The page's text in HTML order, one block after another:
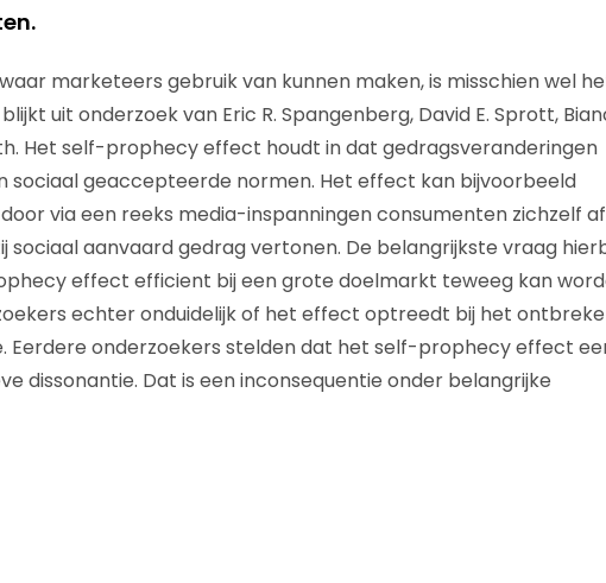
marketeers gebruik van kunnen maken, is misschien wel
uit onderzoek van Eric R. Spangenberg, David E. Sprott,
Het self-prophecy effect houdt in dat gedragsveranderingen
sociaal geaccepteerde normen. Het effect kan bijvoorbeeld
via een reeks media-inspanningen consumenten zichzelf
sociaal aanvaard gedrag vertonen. De belangrijkste vraag
effect efficient bij een grote doelmarkt teweeg kan
echter onduidelijk of het effect optreedt bij het
Eerdere onderzoekers stelden dat het self-prophecy effect
dissonantie. Dat is een inconsequentie onder belangrijke